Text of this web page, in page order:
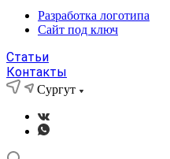
Разработка логотипа
Сайт под ключ
Статьи
Контакты
Сургут